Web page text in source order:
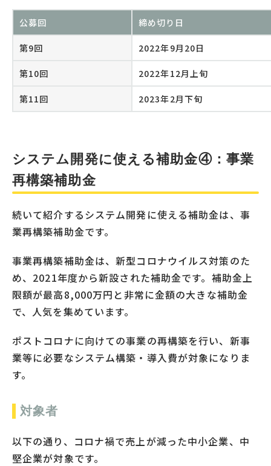
公募回 締め切り日
第9回 2022年9月20日
第10回 2022年12月上旬
第11回 2023年2月下旬
システム開発に使える補助金④：事業
再構築補助金
続いて紹介するシステム開発に使える補助金は、事
業再構築補助金です。
事業再構築補助金は、新型コロナウイルス対策のた
め、2021年度から新設された補助金です。補助金上
限額が最高8,000万円と非常に金額の大きな補助金
で、人気を集めています。
ポストコロナに向けての事業の再構築を行い、新事
業等に必要なシステム構築・導入費が対象になりま
す。
対象者
以下の通り、コロナ禍で売上が減った中小企業、中
堅企業が対象です。